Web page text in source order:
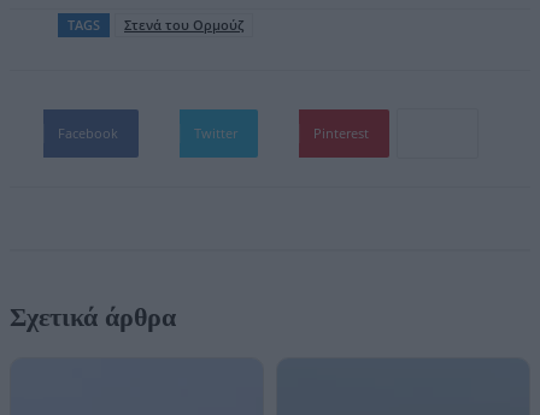
TAGS Στενά του Ορμούζ
Facebook Twitter Pinterest
Σχετικά άρθρα